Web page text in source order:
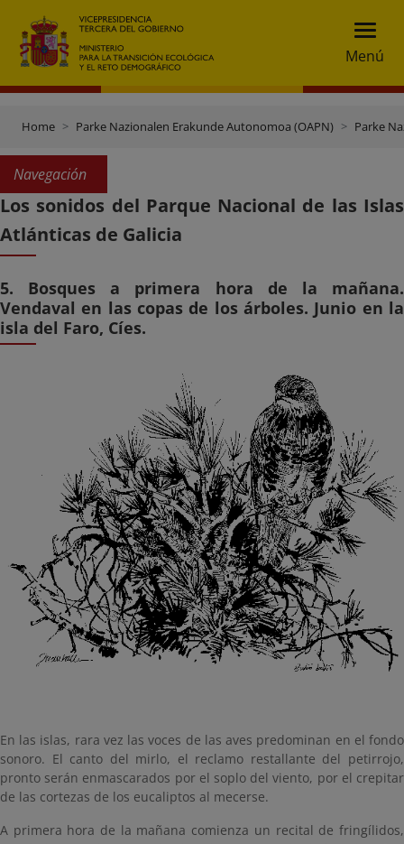
Menú
Home Parke Nazionalen Erakunde Autonomoa (OAPN) Parke
Navegación
Los sonidos del Parque Nacional de las Islas
Atlánticas de Galicia
5. Bosques a primera hora de la mañana.
Vendaval en las copas de los árboles. Junio en la
isla del Faro, Cíes.
En las islas, rara vez las voces de las aves predominan en el fondo
sonoro. El canto del mirlo, el reclamo restallante del petirrojo,
pronto serán enmascarados por el soplo del viento, por el crepitar
de las cortezas de los eucaliptos al mecerse.
A primera hora de la mañana comienza un recital de fringílidos,